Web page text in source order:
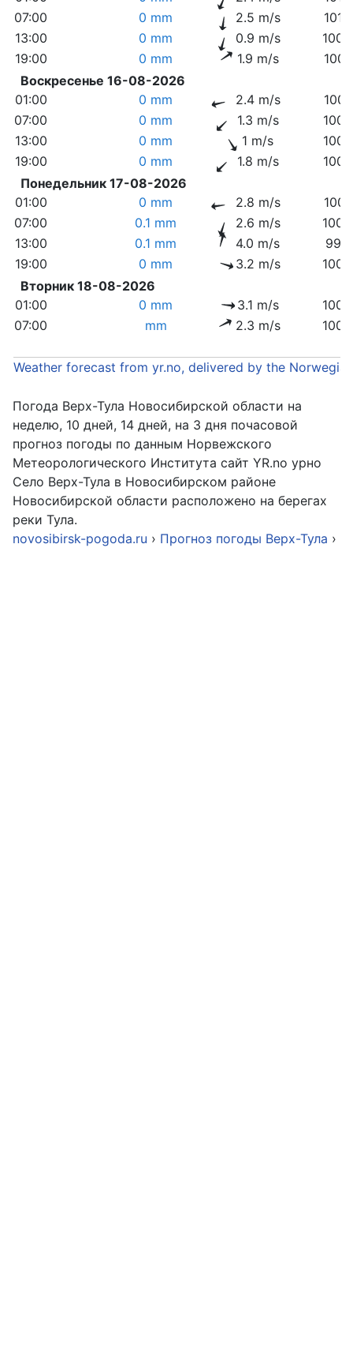
07:00
0 mm 2.5 m/s
13:00
0 mm 0.9 m/s
19:00
0 mm 1.9 m/s
Воскресенье 16-08-2026
01:00
0 mm 2.4 m/s
07:00
0 mm 1.3 m/s
13:00
0 mm 1 m/s
19:00
0 mm 1.8 m/s
Понедельник 17-08-2026
01:00
0 mm 2.8 m/s
07:00
0.1 mm 2.6 m/s
13:00
0.1 mm 4.0 m/s
19:00
0 mm 3.2 m/s
Вторник 18-08-2026
01:00
0 mm 3.1 m/s
07:00
mm 2.3 m/s
Weather forecast from yr.no, delivered by the
Погода Верх-Тула Новосибирской области на
неделю, 10 дней, 14 дней, на 3 дня почасовой
прогноз погоды по данным Норвежского
Метеорологического Института сайт YR.no урно
Cело Верх-Тула в Новосибирском районе
Новосибирской области расположено на берегах
реки Тула.
novosibirsk-pogoda.ru › Прогноз погоды Верх-Тула ›